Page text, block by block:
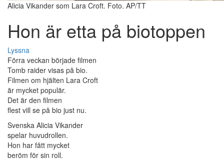
Alicia Vikander som Lara Croft. Foto. AP/TT
Hon är etta på biotoppen
Lyssna
Förra veckan började filmen
Tomb raider visas på bio.
Filmen om hjälten Lara Croft
är mycket populär.
Det är den filmen
flest vill se på bio just nu.
Svenska Alicia Vikander
spelar huvudrollen.
Hon har fått mycket
beröm för sin roll.